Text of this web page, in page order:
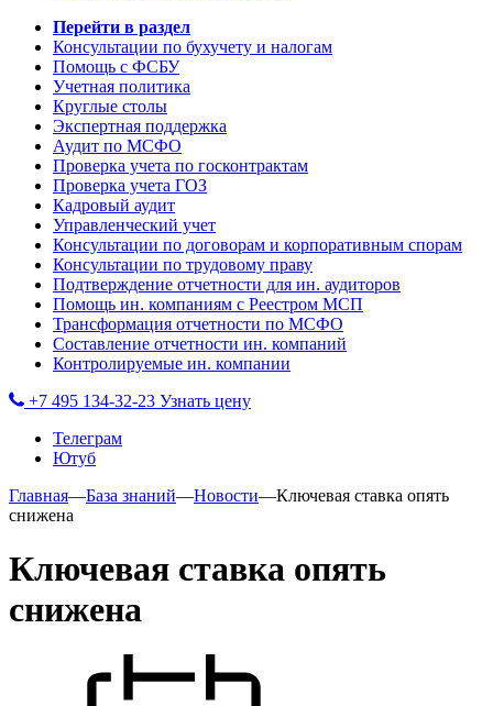
Перейти в раздел
Консультации по бухучету и налогам
Помощь с ФСБУ
Учетная политика
Круглые столы
Экспертная поддержка
Аудит по МСФО
Проверка учета по госконтрактам
Проверка учета ГОЗ
Кадровый аудит
Управленческий учет
Консультации по договорам и корпоративным спорам
Консультации по трудовому праву
Подтверждение отчетности для ин. аудиторов
Помощь ин. компаниям с Реестром МСП
Трансформация отчетности по МСФО
Составление отчетности ин. компаний
Контролируемые ин. компании
+7 495 134-32-23 Узнать цену
Телеграм
Ютуб
Главная—База знаний—Новости—Ключевая ставка опять
снижена
Ключевая ставка опять
снижена